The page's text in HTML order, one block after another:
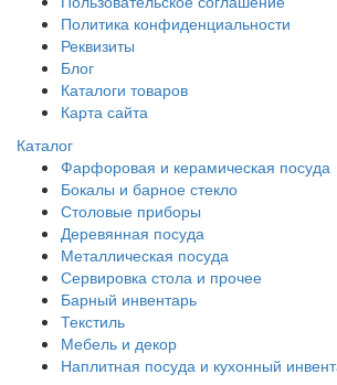
Политика конфиденциальности
Реквизиты
Блог
Каталоги товаров
Карта сайта
Каталог
Фарфоровая и керамическая посуда
Бокалы и барное стекло
Столовые приборы
Деревянная посуда
Металлическая посуда
Сервировка стола и прочее
Барный инвентарь
Текстиль
Мебель и декор
Наплитная посуда и кухонный